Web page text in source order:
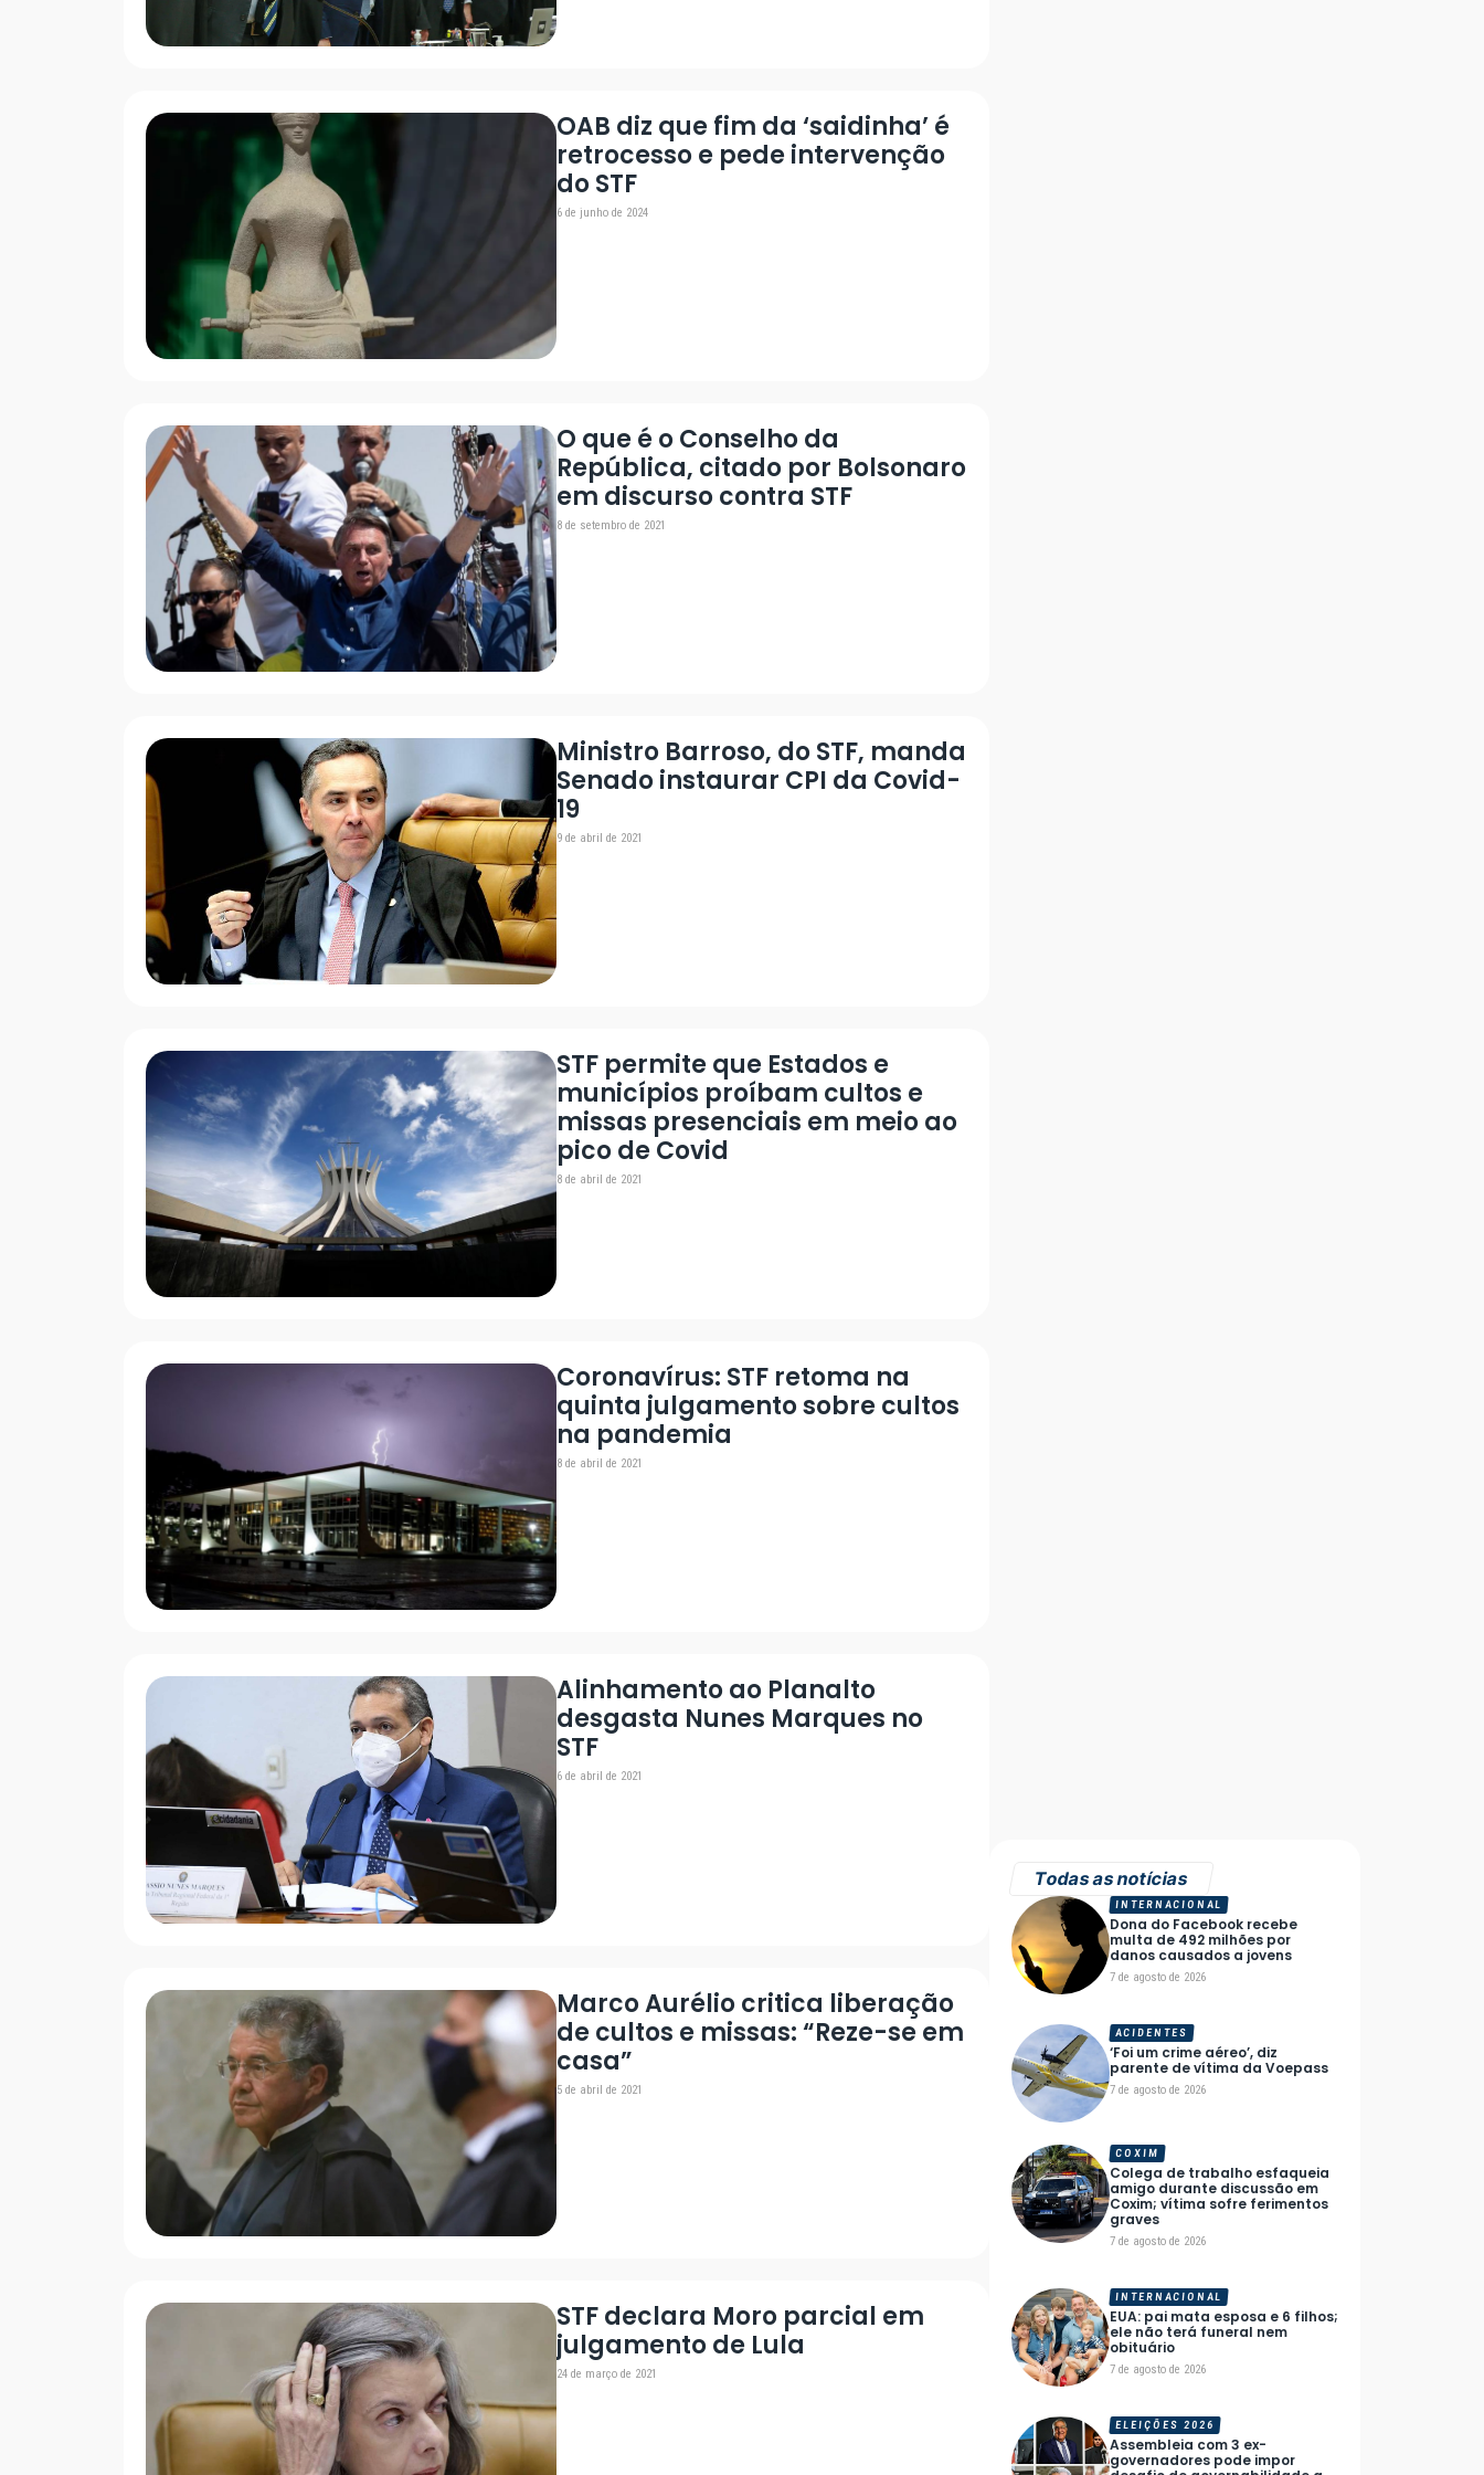
OAB diz que fim da ‘saidinha’ é
retrocesso e pede intervenção
do STF
6 de junho de 2024
O que é o Conselho da
República, citado por Bolsonaro
em discurso contra STF
8 de setembro de 2021
Ministro Barroso, do STF, manda
Senado instaurar CPI da Covid-
19
9 de abril de 2021
STF permite que Estados e
municípios proíbam cultos e
missas presenciais em meio ao
pico de Covid
8 de abril de 2021
Coronavírus: STF retoma na
quinta julgamento sobre cultos
na pandemia
8 de abril de 2021
Alinhamento ao Planalto
desgasta Nunes Marques no
STF
6 de abril de 2021
Marco Aurélio critica liberação
de cultos e missas: “Reze-se em
casa”
5 de abril de 2021
STF declara Moro parcial em
julgamento de Lula
24 de março de 2021
Todas as notícias
Dona do Facebook recebe
multa de 492 milhões por
danos causados a jovens
7 de agosto de 2026
INTERNACIONAL
‘Foi um crime aéreo’, diz
parente de vítima da Voepass
7 de agosto de 2026
ACIDENTES
Colega de trabalho esfaqueia
amigo durante discussão em
Coxim; vítima sofre ferimentos
graves
7 de agosto de 2026
COXIM
EUA: pai mata esposa e 6 filhos;
ele não terá funeral nem
obituário
7 de agosto de 2026
INTERNACIONAL
Assembleia com 3 ex-
governadores pode impor
ELEIÇÕES 2026